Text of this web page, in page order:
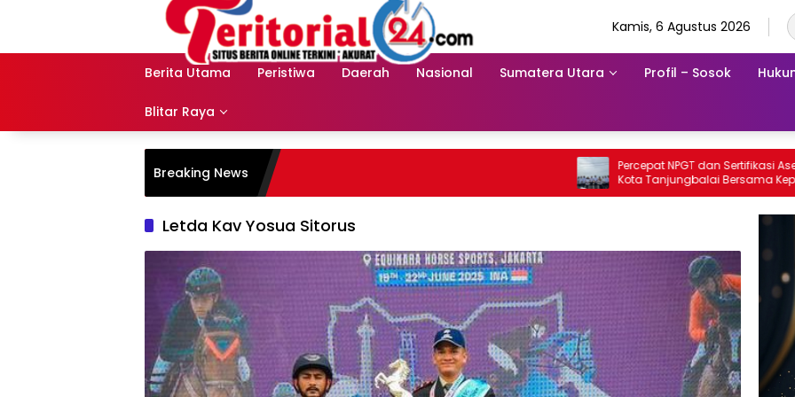
Kamis, 6 Agustus 2026
Berita Utama Peristiwa Daerah Nasional Sumatera Utara Profil – Sosok
Blitar Raya
Breaking News
Percepat NPGT dan Sertifikasi Aset, Wali
Kota Tanjungbalai Bersama Kepala
Kanwil BPN Provsu Tinjau Pulau Milik
Letda Kav Yosua Sitorus